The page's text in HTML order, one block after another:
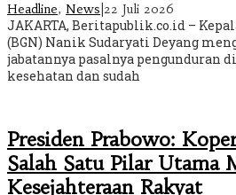
Headline, News 22 Juli 2026
JAKARTA, Beritapublik.co.id –
(BGN) Nanik Sudaryati Deyang
jabatannya pasalnya pengunduran
kesehatan dan sudah
Presiden Prabowo:
Salah Satu Pilar Utama
Kesejahteraan Rakyat